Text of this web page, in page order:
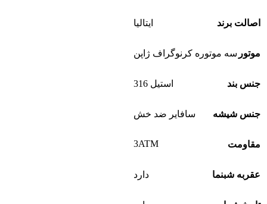
اصالت برند ایتالیا
موتور سه موتوره کرنوگراف ژاپن
جنس بند استیل 316
جنس شیشه سافایر ضد خش
مقاومت 3ATM
عقربه شبنما دارد